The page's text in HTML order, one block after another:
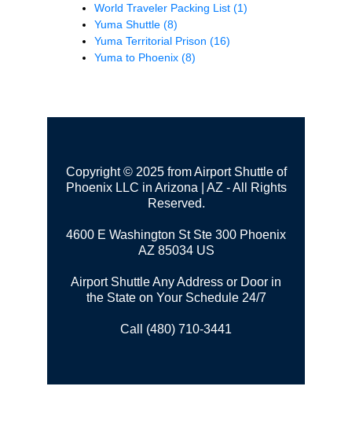
World Traveler Packing List (1)
Yuma Shuttle (8)
Yuma Territorial Prison (16)
Yuma to Phoenix (8)
Copyright © 2025 from Airport Shuttle of
Phoenix LLC in Arizona | AZ - All Rights
Reserved.
4600 E Washington St Ste 300 Phoenix
AZ 85034 US
Airport Shuttle Any Address or Door in
the State on Your Schedule 24/7
Call (480) 710-3441